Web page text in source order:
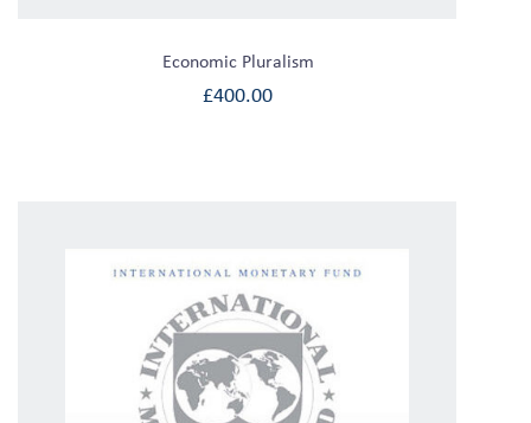
Economic Pluralism
£400.00